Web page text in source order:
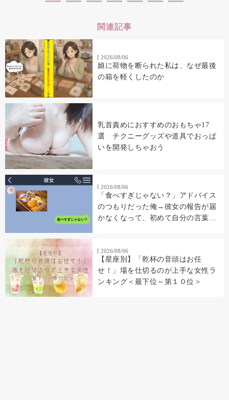
関連記事
2026/08/06
娘に荷物を断られた私は、なぜ最後
の箱を軽くしたのか
乳首責めにおすすめのおもちゃ17
選 チクニーグッズや道具でおっぱ
いを開発しちゃおう
2026/08/06
「食べすぎじゃない？」アドバイス
のつもりだった俺→彼女の報告が届
かなくなって、初めて自分の言葉を
2026/08/06
【星座別】「乾杯の音頭はお任
せ！」場を仕切るのが上手な女性ラ
ンキング＜最下位～第１０位＞